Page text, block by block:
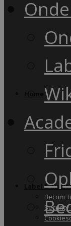
Label &
Becom
Security